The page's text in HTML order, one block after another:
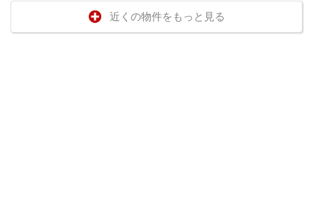
近くの物件をもっと見る